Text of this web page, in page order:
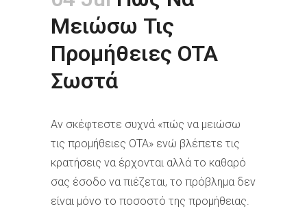
Μειώσω Τις
Προμήθειες OTA
Σωστά
Αν σκέφτεστε συχνά «πώς να μειώσω
τις προμήθειες OTA» ενώ βλέπετε τις
κρατήσεις να έρχονται αλλά το καθαρό
σας έσοδο να πιέζεται, το πρόβλημα δεν
είναι μόνο το ποσοστό της προμήθειας.